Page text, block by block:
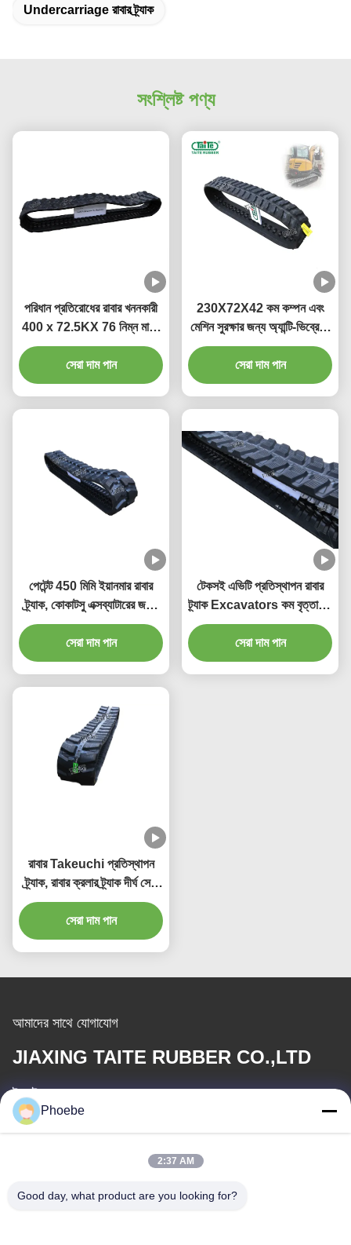
Undercarriage রাবার ট্র্যাক
সংশ্লিষ্ট পণ্য
পরিধান প্রতিরোধের রাবার খননকারী
400 x 72.5KX 76 নিম্ন মাটির
চাপ ট্র্যাক
সেরা দাম পান
230X72X42 কম কম্পন এবং
মেশিন সুরক্ষার জন্য অ্যান্টি-ভিব্রেশন
প্রযুক্তির সাথে রাবার এক্সক্যাভার
ট্র্যাক
সেরা দাম পান
পেটেন্ট 450 মিমি ইয়ানমার রাবার
ট্র্যাক, কোকাটসু এক্সব্যাটারের জন্য
রবার ট্র্যাক
সেরা দাম পান
টেকসই এভিটি প্রতিস্থাপন রাবার
ট্র্যাক Excavators কম বৃত্তাকার
ক্ষতির জন্য
সেরা দাম পান
রাবার Takeuchi প্রতিস্থাপন
ট্র্যাক, রাবার ক্রলার ট্র্যাক দীর্ঘ সেবা
জীবন
সেরা দাম পান
আমাদের সাথে যোগাযোগ
JIAXING TAITE RUBBER CO.,LTD
ই-মেইল
Phoebe
2:37 AM
Good day, what product are you looking for?